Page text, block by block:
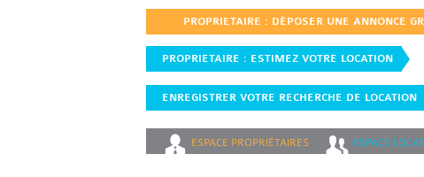
PROPRIETAIRE : DÉPOSER UNE ANNONCE
PROPRIETAIRE : ESTIMEZ VOTRE LOCATION
ENREGISTRER VOTRE RECHERCHE DE LOCATION
ESPACE PROPRIÉTAIRES ESPACE